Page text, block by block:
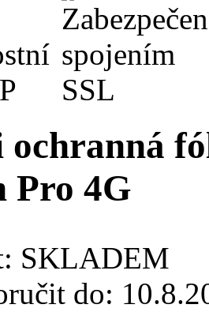
ochranná
Pro 4G
SKLADEM
do: